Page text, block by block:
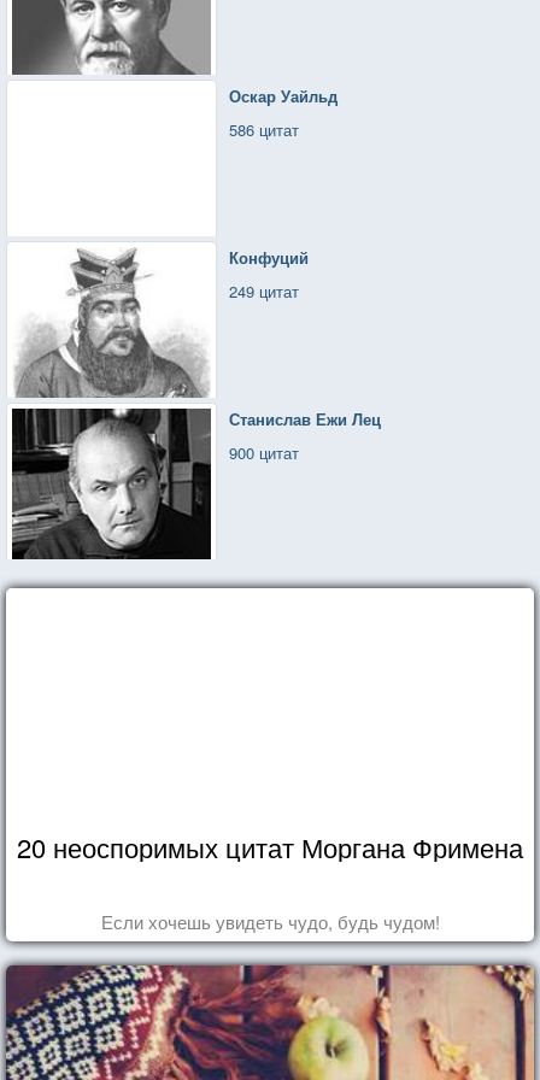
Оскар Уайльд
586 цитат
Конфуций
249 цитат
Станислав Ежи Лец
900 цитат
20 неоспоримых цитат Моргана Фримена
Если хочешь увидеть чудо, будь чудом!